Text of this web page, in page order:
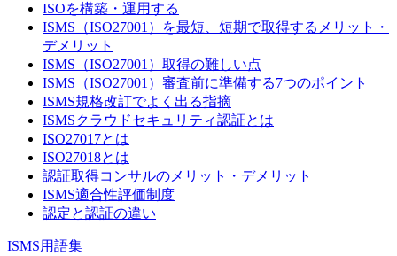
ISOを構築・運用する
ISMS（ISO27001）を最短、短期で取得するメリット・
デメリット
ISMS（ISO27001）取得の難しい点
ISMS（ISO27001）審査前に準備する7つのポイント
ISMS規格改訂でよく出る指摘
ISMSクラウドセキュリティ認証とは
ISO27017とは
ISO27018とは
認証取得コンサルのメリット・デメリット
ISMS適合性評価制度
認定と認証の違い
ISMS用語集